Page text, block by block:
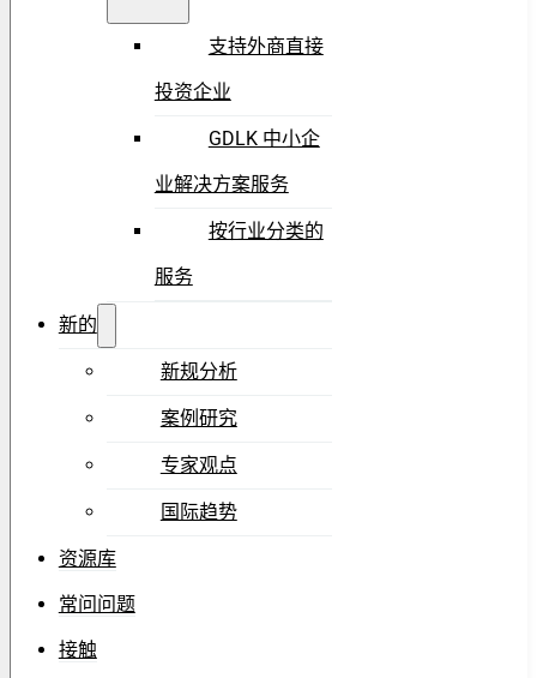
支持外商直接
投资企业
GDLK 中小企
业解决方案服务
按行业分类的
服务
新的
新规分析
案例研究
专家观点
国际趋势
资源库
常问问题
接触